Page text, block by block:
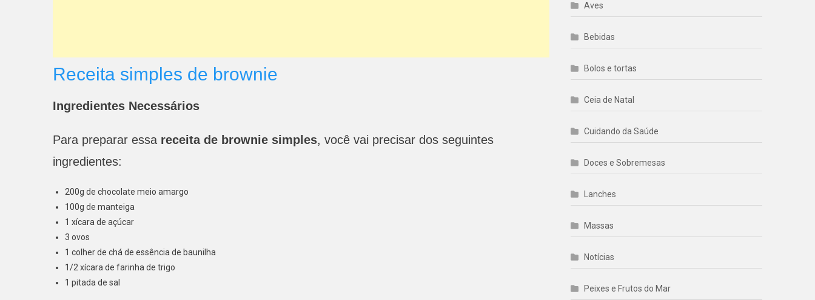
Receita simples de brownie
Ingredientes Necessários
Para preparar essa receita de brownie simples, você vai precisar dos seguintes
ingredientes:
200g de chocolate meio amargo
100g de manteiga
1 xícara de açúcar
3 ovos
1 colher de chá de essência de baunilha
1/2 xícara de farinha de trigo
1 pitada de sal
Aves
Bebidas
Bolos e tortas
Ceia de Natal
Cuidando da Saúde
Doces e Sobremesas
Lanches
Massas
Notícias
Peixes e Frutos do Mar